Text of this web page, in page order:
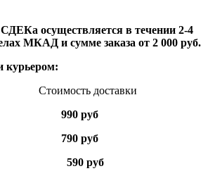
осуществляется в течении 2-4
МКАД и сумме заказа от 2 000 руб.
курьером:
доставки
руб
990 руб
руб 790 руб
руб 590 руб